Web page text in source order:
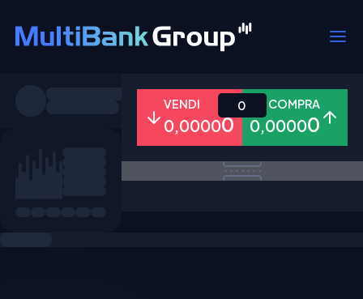
Tutti Forex Metalli Azioni
VENDI
0,00000
COMPRA
0,00000
0